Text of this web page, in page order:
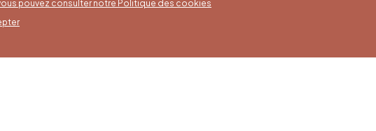
pouvez consulter notre Politique des cookies